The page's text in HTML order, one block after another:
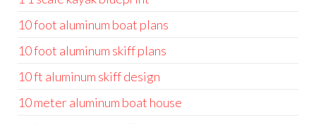
10 foot aluminum boat plans
10 foot aluminum skiff plans
10 ft aluminum skiff design
10 meter aluminum boat house